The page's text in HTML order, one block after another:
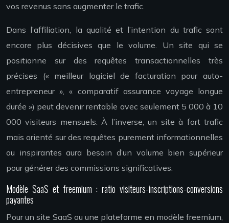
vos revenus sans augmenter le trafic.
Dans l’affiliation, la qualité et l’intention du trafic sont
encore plus décisives que le volume. Un site qui se
positionne sur des requêtes transactionnelles très
précises (« meilleur logiciel de facturation pour auto-
entrepreneur », « comparatif assurance voyage longue
durée ») peut devenir rentable avec seulement 5 000 à 10
000 visiteurs mensuels. À l’inverse, un site à fort trafic
mais orienté sur des requêtes purement informationnelles
ou inspirantes aura besoin d’un volume bien supérieur
pour générer des commissions significatives.
Modèle SaaS et freemium : ratio visiteurs-inscriptions-conversions
payantes
Pour un site SaaS ou une plateforme en modèle freemium,